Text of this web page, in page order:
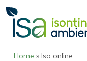
Home » Isa online